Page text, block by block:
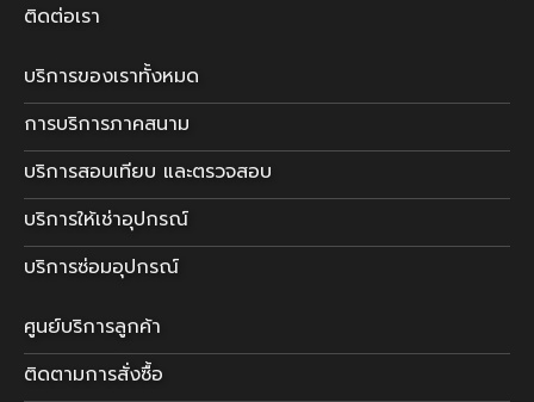
ติดต่อเรา
บริการของเราทั้งหมด
การบริการภาคสนาม
บริการสอบเทียบ และตรวจสอบ
บริการให้เช่าอุปกรณ์
บริการซ่อมอุปกรณ์
ศูนย์บริการลูกค้า
ติดตามการสั่งซื้อ